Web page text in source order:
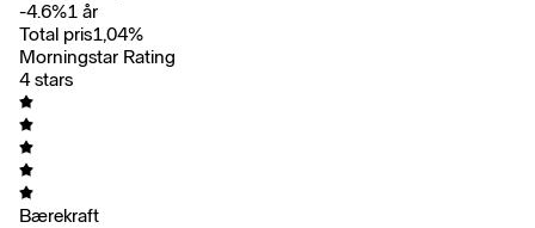
-4.6%1 år
Total pris1,04%
Morningstar Rating
4 stars
Bærekraft